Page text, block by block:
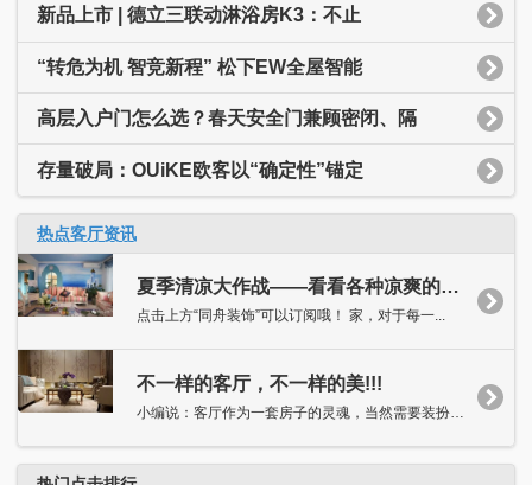
新品上市 | 德立三联动淋浴房K3：不止
“转危为机 智竞新程” 松下EW全屋智能
高层入户门怎么选？春天安全门兼顾密闭、隔
存量破局：OUiKE欧客以“确定性”锚定
热点客厅资讯
夏季清凉大作战——看看各种凉爽的客厅吧！
点击上方“同舟装饰”可以订阅哦！ 家，对于每一...
不一样的客厅，不一样的美!!!